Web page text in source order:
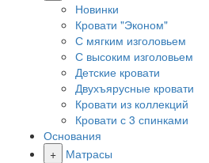
Новинки
Кровати "Эконом"
С мягким изголовьем
С высоким изголовьем
Детские кровати
Двухъярусные кровати
Кровати из коллекций
Кровати с 3 спинками
Основания
+
Матрасы